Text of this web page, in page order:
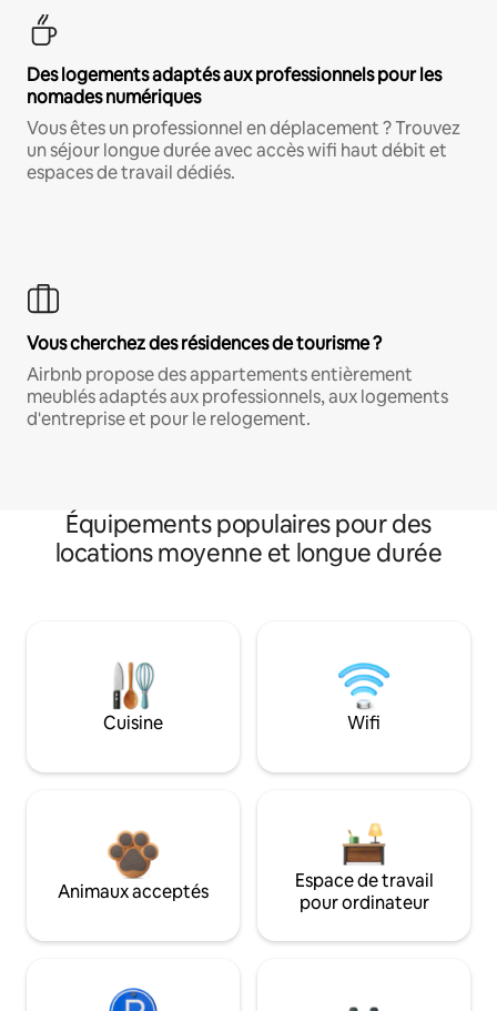
Des logements adaptés aux professionnels pour les
nomades numériques
Vous êtes un professionnel en déplacement ? Trouvez
un séjour longue durée avec accès wifi haut débit et
espaces de travail dédiés.
Vous cherchez des résidences de tourisme ?
Airbnb propose des appartements entièrement
meublés adaptés aux professionnels, aux logements
d'entreprise et pour le relogement.
Équipements populaires pour des
locations moyenne et longue durée
Cuisine Wifi
Animaux acceptés
Espace de travail
pour ordinateur